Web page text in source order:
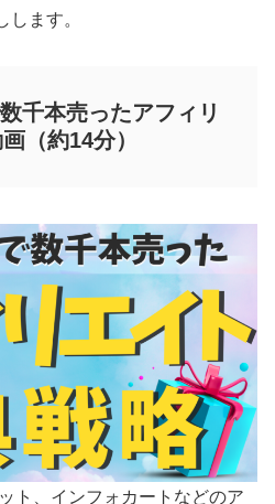
ます。
千本売ったアフィリ
（約14分）
ト、インフォカートなどのア